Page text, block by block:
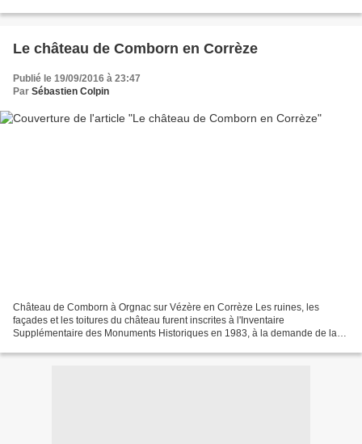
Le château de Comborn en Corrèze
Publié le 19/09/2016 à 23:47
Par Sébastien Colpin
Château de Comborn à Orgnac sur Vézère en Corrèze Les ruines, les
façades et les toitures du château furent inscrites à l'Inventaire
Supplémentaire des Monuments Historiques en 1983, à la demande de la